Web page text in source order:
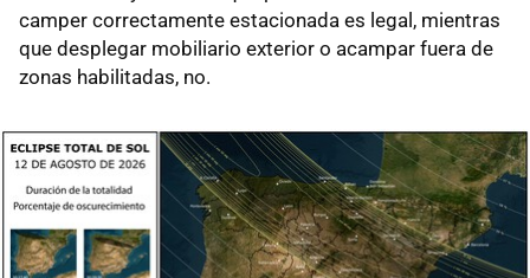
camper correctamente estacionada es legal, mientras
que desplegar mobiliario exterior o acampar fuera de
zonas habilitadas, no.